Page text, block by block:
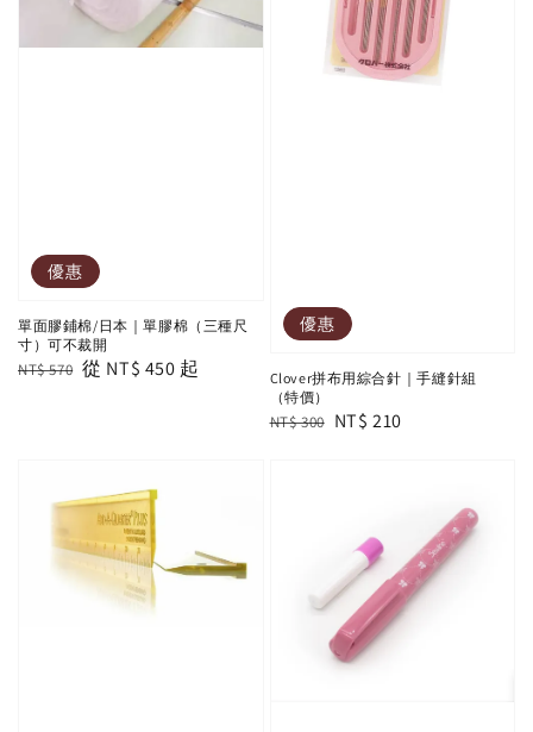
優惠
單面膠鋪棉/日本｜單膠棉（三種尺
寸）可不裁開
Regular
NT$ 570 Sale
從 NT$ 450 起
優惠
Clover拼布用綜合針｜手縫針組
（特價）
Regular
NT$ 300 Sale
NT$ 210